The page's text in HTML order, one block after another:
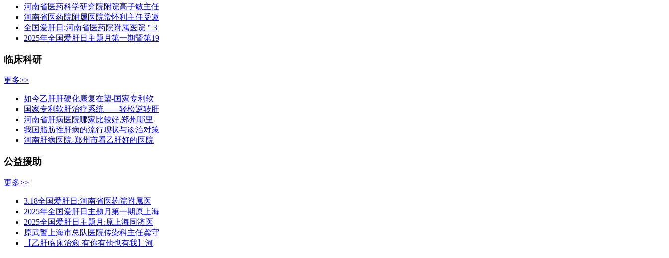
河南省医药科学研究院附院高子敏主任
河南省医药院附属医院常怀利主任受邀
全国爱肝日:河南省医药院附属医院＂3
2025年全国爱肝日主题月第一期暨第19
临床科研
更多>>
如今乙肝肝硬化康复在望-国家专利软
国家专利软肝治疗系统——轻松逆转肝
河南省肝病医院哪家比较好,郑州哪里
我国脂肪性肝病的流行现状与诊治对策
河南肝病医院-郑州市看乙肝好的医院
公益援助
更多>>
3.18全国爱肝日:河南省医药院附属医
2025年全国爱肝日主题月第一期原上海
2025全国爱肝日主题月:原上海同济医
原武警上海市总队医院传染科主任龚守
【乙肝临床治愈 有你有他也有我】河